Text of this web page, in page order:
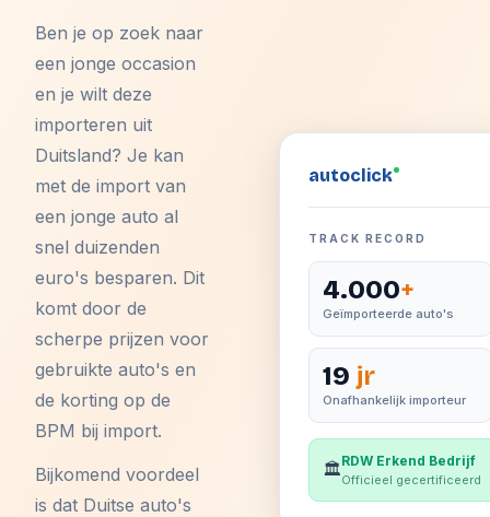
Ben je op zoek naar
een jonge occasion
en je wilt deze
importeren uit
Duitsland? Je kan
met de import van
een jonge auto al
snel duizenden
euro's besparen. Dit
komt door de
scherpe prijzen voor
gebruikte auto's en
de korting op de
BPM bij import.
Bijkomend voordeel
is dat Duitse auto's
autoclick
TRACK RECORD
4.000+
Geïmporteerde auto's
19 jr
Onafhankelijk importeur
🏛️RDW Erkend Bedrijf
Officieel gecertificeerd